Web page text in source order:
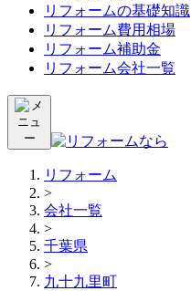
リフォームの基礎知識
リフォーム費用相場
リフォーム補助金
リフォーム会社一覧
リフォーム
>
会社一覧
>
千葉県
>
九十九里町